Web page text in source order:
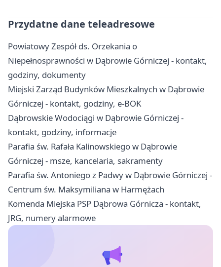
Przydatne dane teleadresowe
Powiatowy Zespół ds. Orzekania o
Niepełnosprawności w Dąbrowie Górniczej - kontakt,
godziny, dokumenty
Miejski Zarząd Budynków Mieszkalnych w Dąbrowie
Górniczej - kontakt, godziny, e-BOK
Dąbrowskie Wodociągi w Dąbrowie Górniczej -
kontakt, godziny, informacje
Parafia św. Rafała Kalinowskiego w Dąbrowie
Górniczej - msze, kancelaria, sakramenty
Parafia św. Antoniego z Padwy w Dąbrowie Górniczej -
Centrum św. Maksymiliana w Harmężach
Komenda Miejska PSP Dąbrowa Górnicza - kontakt,
JRG, numery alarmowe